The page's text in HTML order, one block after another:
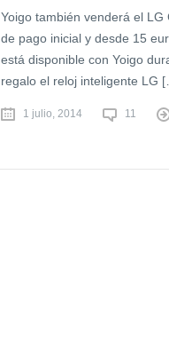
Yoigo también venderá el
de pago inicial y desde 15
está disponible con Yoigo
regalo el reloj inteligente LG
1 julio, 2014 11